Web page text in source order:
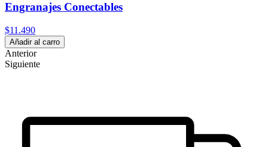
Engranajes Conectables
$11.490
Añadir al carro
Anterior
Siguiente